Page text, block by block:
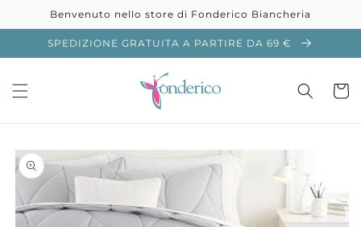
direttamente
ai contenuti
Benvenuto nello store di Fonderico Biancheria
SPEDIZIONE GRATUITA A PARTIRE DA 69 €
Passa alle
informazioni
sul prodotto